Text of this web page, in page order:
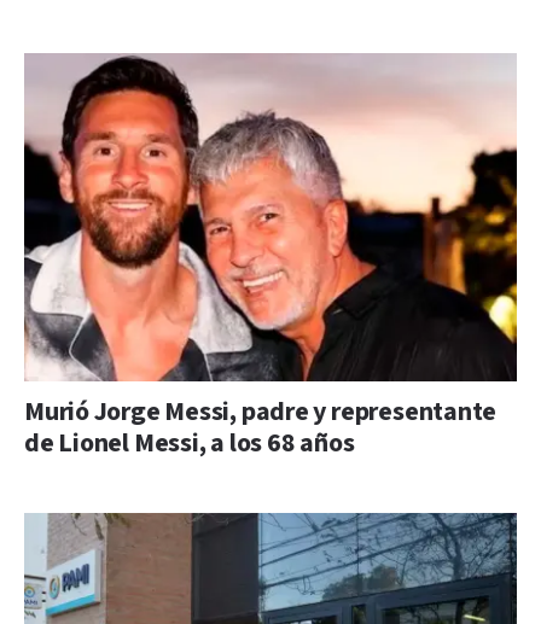
Murió Jorge Messi, padre y representante
de Lionel Messi, a los 68 años